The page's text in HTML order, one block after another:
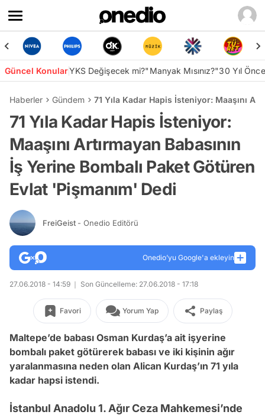
Güncel KonularYKS Değişecek mi?"Manyak Mısınız?"30 Yıl
Haberler Gündem 71 Yıla Kadar Hapis İsteniyor: Maaşını
71 Yıla Kadar Hapis İsteniyor:
Maaşını Artırmayan Babasının
İş Yerine Bombalı Paket Götüren
Evlat 'Pişmanım' Dedi
FreiGeist - Onedio Editörü
Onedio’yu Google'a ekleyin
27.06.2018 - 14:59 Son Güncelleme: 27.06.2018 - 17:18
Favori Yorum Yap Paylaş
Maltepe’de babası Osman Kurdaş’a ait işyerine
bombalı paket götürerek babası ve iki kişinin ağır
yaralanmasına neden olan Alican Kurdaş’ın 71 yıla
kadar hapsi istendi.
İstanbul Anadolu 1. Ağır Ceza Mahkemesi’nde